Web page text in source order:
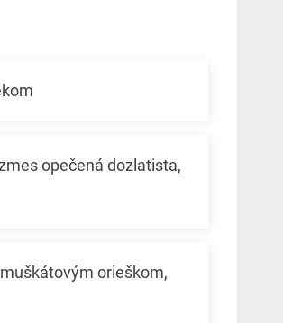
opečená dozlatista,
orieškom,